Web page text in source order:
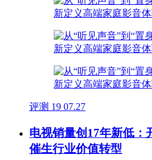
评测 19 07.27
电视销量创17年新低：
催生行业价值转型